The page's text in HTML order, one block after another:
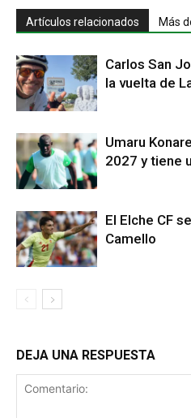
Artículos relacionados Más
Carlos San
la vuelta de
Umaru
2027 y tiene
El Elche CF
Camello
DEJA UNA RESPUESTA